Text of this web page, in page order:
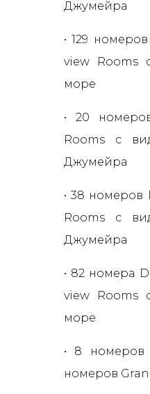
Джумейра
• 129
view Rooms
море
• 20
Rooms с
Джумейра
• 38 номеров
Rooms с
Джумейра
• 82 номера
view Rooms
море
• 8 номеров
номеров